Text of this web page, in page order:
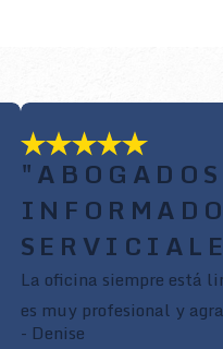
La oficina siempre está
es muy profesional y
- Denise